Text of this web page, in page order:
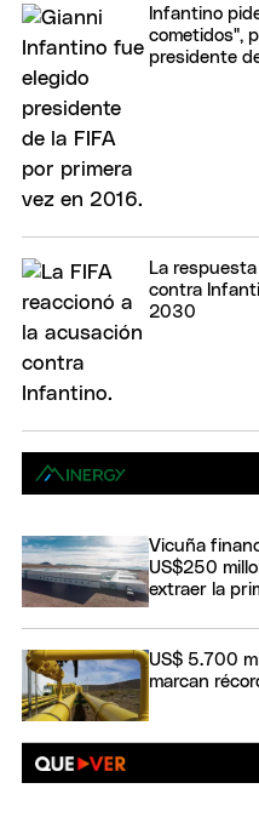
Infantino
cometidos",
presidente
La
contra
2030
Vicuña
US$250
extraer la
US$ 5.700
marcan